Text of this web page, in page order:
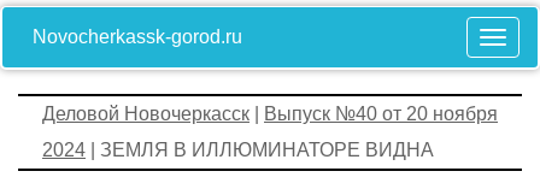
Novocherkassk-gorod.ru
Деловой Новочеркасск
Выпуск №40 от 20 ноября
2024 | ЗЕМЛЯ В ИЛЛЮМИНАТОРЕ ВИДНА